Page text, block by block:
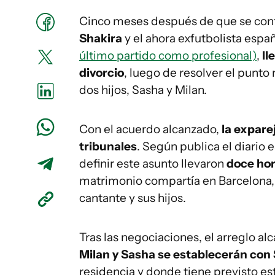
Cinco meses después de que se
Shakira y el ahora exfutbolista
último partido como profesional),
divorcio, luego de resolver el punto
dos hijos, Sasha y Milan.
Con el acuerdo alcanzado, la
tribunales. Según publica el diario
definir este asunto llevaron doce
matrimonio compartía en
cantante y sus hijos.
Tras las negociaciones, el arreglo
Milan y Sasha se establecerán
residencia y donde tiene previsto